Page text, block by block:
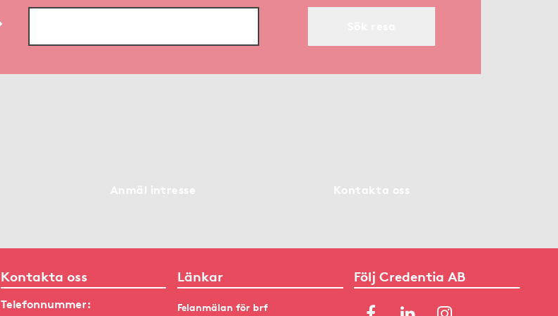
Anmäl intresse Kontakta oss
Kontakta oss
Telefonnummer:
Länkar
Felanmälan för brf
Följ Credentia AB